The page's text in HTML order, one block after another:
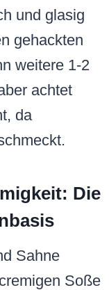
und glasig
gehackten
weitere 1-2
achtet
da
Die
Sahne
Soße